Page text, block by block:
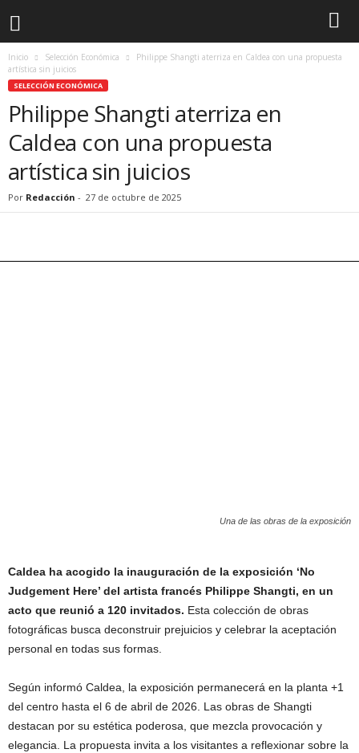
Inicio Selección Económica
Philippe Shangti aterriza en Caldea con una propuesta
artística sin juicios
SELECCIÓN ECONÓMICA
Philippe Shangti aterriza en
Caldea con una propuesta
artística sin juicios
Por Redacción - 27 de octubre de 2025
Una de las obras de la exposición
Caldea ha acogido la inauguración de la exposición ‘No
Judgement Here’ del artista francés Philippe Shangti, en un
acto que reunió a 120 invitados. Esta colección de obras
fotográficas busca deconstruir prejuicios y celebrar la aceptación
personal en todas sus formas.
Según informó Caldea, la exposición permanecerá en la planta +1
del centro hasta el 6 de abril de 2026. Las obras de Shangti
destacan por su estética poderosa, que mezcla provocación y
elegancia. La propuesta invita a los visitantes a reflexionar sobre la